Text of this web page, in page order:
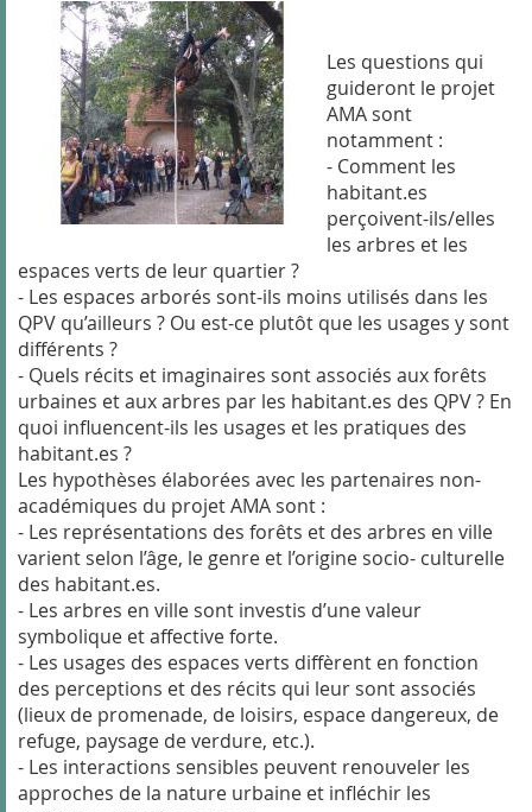
Les questions qui
guideront le projet
AMA sont
notamment :
- Comment les
habitant.es
perçoivent-ils/elles
les arbres et les
espaces verts de leur quartier ?
- Les espaces arborés sont-ils moins utilisés dans les
QPV qu’ailleurs ? Ou est-ce plutôt que les usages y sont
différents ?
- Quels récits et imaginaires sont associés aux forêts
urbaines et aux arbres par les habitant.es des QPV ? En
quoi influencent-ils les usages et les pratiques des
habitant.es ?
Les hypothèses élaborées avec les partenaires non-
académiques du projet AMA sont :
- Les représentations des forêts et des arbres en ville
varient selon l’âge, le genre et l’origine socio- culturelle
des habitant.es.
- Les arbres en ville sont investis d’une valeur
symbolique et affective forte.
- Les usages des espaces verts diffèrent en fonction
des perceptions et des récits qui leur sont associés
(lieux de promenade, de loisirs, espace dangereux, de
refuge, paysage de verdure, etc.).
- Les interactions sensibles peuvent renouveler les
approches de la nature urbaine et infléchir les